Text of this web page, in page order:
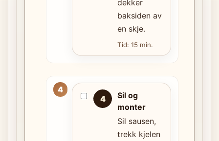
dekker
baksiden av
en skje.
Tid: 15 min.
4
Sil og
monter
Sil sausen,
trekk kjelen